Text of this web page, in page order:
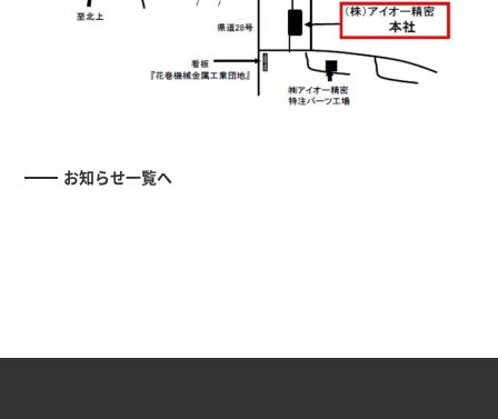
お知らせ一覧へ